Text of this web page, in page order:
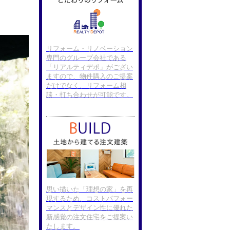
リフォーム・リノベーション
専門のグループ会社である
「リアルティデポ」がござい
ますので、物件購入のご提案
だけでなく、リフォーム相
談・打ち合わせが可能です。
思い描いた「理想の家」を再
現するため、コストパフォー
マンスとデザイン性に優れた
新感覚の注文住宅をご提案い
たします。